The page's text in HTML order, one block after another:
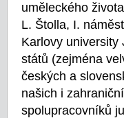
uměleckého
L. Štolla, I.
Karlovy university
států (zejména
českých a
našich i
spolupracovníků